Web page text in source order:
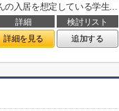
の入居を想定している学生...
詳細
検討リスト
詳細を見る 追加する